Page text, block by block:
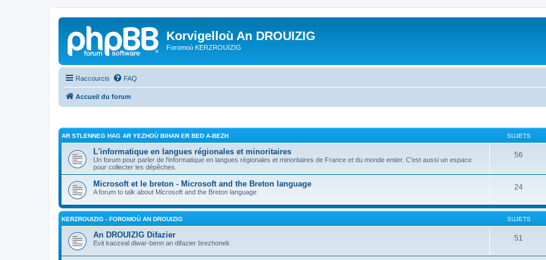
Korvigelloù An DROUIZIG
Foromoù KERZROUIZIG
Raccourcis FAQ
Accueil du forum
AR STLENNEG HAG AR YEZHOÙ BIHAN ER BED A-BEZH SUJETS
L'informatique en langues régionales et minoritaires
Un forum pour parler de l'informatique en langues régionales et minoritaires de France et du monde entier. C'est aussi un espace
pour collecter les dépêches.
56
Microsoft et le breton - Microsoft and the Breton language
A forum to talk about Microsoft and the Breton language
24
KERZROUIZIG - FOROMOÙ AN DROUIZIG SUJETS
An DROUIZIG Difazier
Evit kaozeal diwar-benn an difazier brezhonek
51